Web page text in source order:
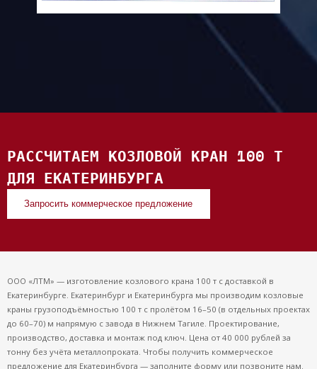
РАССЧИТАЕМ КОЗЛОВОЙ КРАН 100 Т
ДЛЯ ЕКАТЕРИНБУРГА
Запросить коммерческое предложение
ООО «ЛТМ» — изготовление козлового крана 100 т с доставкой в
Екатеринбурге. Екатеринбург и Екатеринбурга мы производим козловые
краны грузоподъёмностью 100 т с пролётом 16–50 (в отдельных проектах
до 60–70) м напрямую с завода в Нижнем Тагиле. Проектирование,
производство, доставка и монтаж под ключ. Цена от 40 000 рублей за
тонну без учёта металлопроката. Чтобы получить коммерческое
предложение для Екатеринбурга — заполните форму или позвоните нам.